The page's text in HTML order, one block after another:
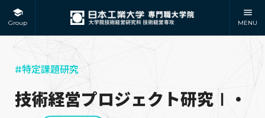
Group MENU
#特定課題研究
技術経営プロジェクト研究Ⅰ・